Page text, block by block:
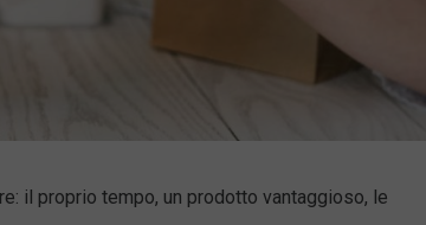
il proprio tempo, un prodotto vantaggioso, le